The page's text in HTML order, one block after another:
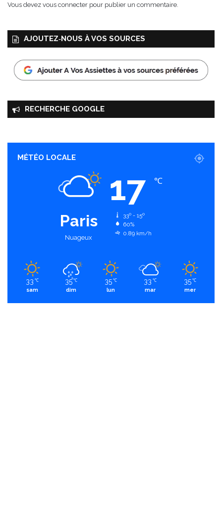
Vous devez vous connecter pour publier un commentaire.
AJOUTEZ‑NOUS À VOS SOURCES
RECHERCHE GOOGLE
MÉTÉO LOCALE
Paris
Nuageux
17 ℃
33º - 15º
60%
0.89 km/h
33 ℃
sam
35 ℃
dim
35 ℃
lun
33 ℃
mar
35 ℃
mer